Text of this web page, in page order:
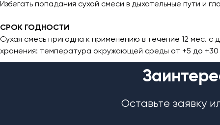
Избегать попадания сухой смеси в дыхательные пути и
СРОК ГОДНОСТИ
Сухая смесь пригодна к применению в течение 12 мес. с
хранения: температура окружающей среды от +5 до +30
Оставьте заявку